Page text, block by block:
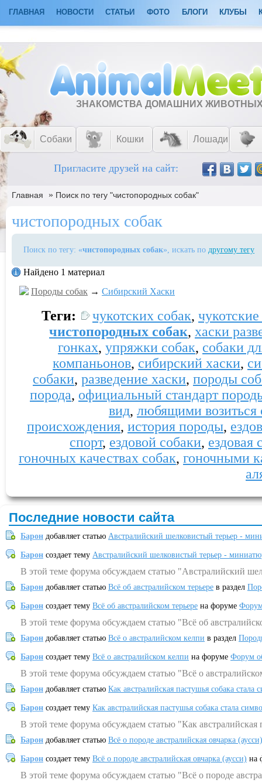
ГЛАВНАЯ НОВОСТИ СТАТЬИ ФОТО БЛОГИ КЛУБЫ
ЗНАКОМСТВА ДОМАШНИХ
Собаки Кошки Лошади
Пригласите друзей на сайт:
Главная » Поиск по тегу "чистопородных собак"
чистопородных собак
Поиск по тегу: «чистопородных собак», искать по другому тегу
Найдено 1 материал
Породы собак → Сибирский Хаски
Теги: чукотских собак,
чистопородных собак, хаски
гонках, упряжки собак, собаки
компаньонов, сибирский хаски,
собаки, разведение хаски, породы
порода, официальный стандарт
вид, любящими возиться
происхождения, история породы,
спорт, ездовой собаки, ездовая
гоночных качествах собак, гоночными
Последние новости сайта
Барон добавляет статью Австралийский шелковистый терьер -
Барон создает тему Австралийский шелковистый терьер -
В этой теме форума обсуждаем статью "Австралийский
Барон добавляет статью Всё об австралийском терьере в раздел
Барон создает тему Всё об австралийском терьере на форуме
В этой теме форума обсуждаем статью "Всё об
Барон добавляет статью Всё о австралийском келпи в раздел
Барон создает тему Всё о австралийском келпи на форуме Форум
В этой теме форума обсуждаем статью "Всё о
Барон добавляет статью Как австралийская пастушья собака
Барон создает тему Как австралийская пастушья собака стала
В этой теме форума обсуждаем статью "Как
Барон добавляет статью Всё о породе австралийская овчарка (аусси)
Барон создает тему Всё о породе австралийская овчарка (аусси) на
В этой теме форума обсуждаем статью "Всё о породе